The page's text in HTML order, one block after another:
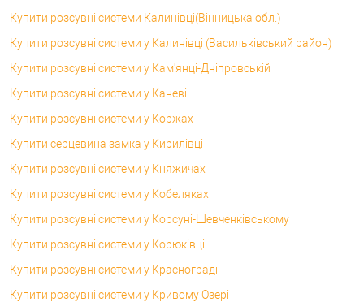
Купити розсувні системи Калинівці(Вінницька обл.)
Купити розсувні системи у Калинівці (Васильківський район)
Купити розсувні системи у Кам'янці-Дніпровській
Купити розсувні системи у Каневі
Купити розсувні системи у Коржах
Купити серцевина замка у Кирилівці
Купити розсувні системи у Княжичах
Купити розсувні системи у Кобеляках
Купити розсувні системи у Корсунi-Шевченківському
Купити розсувні системи у Корюківці
Купити розсувні системи у Краснограді
Купити розсувні системи у Кривому Озері